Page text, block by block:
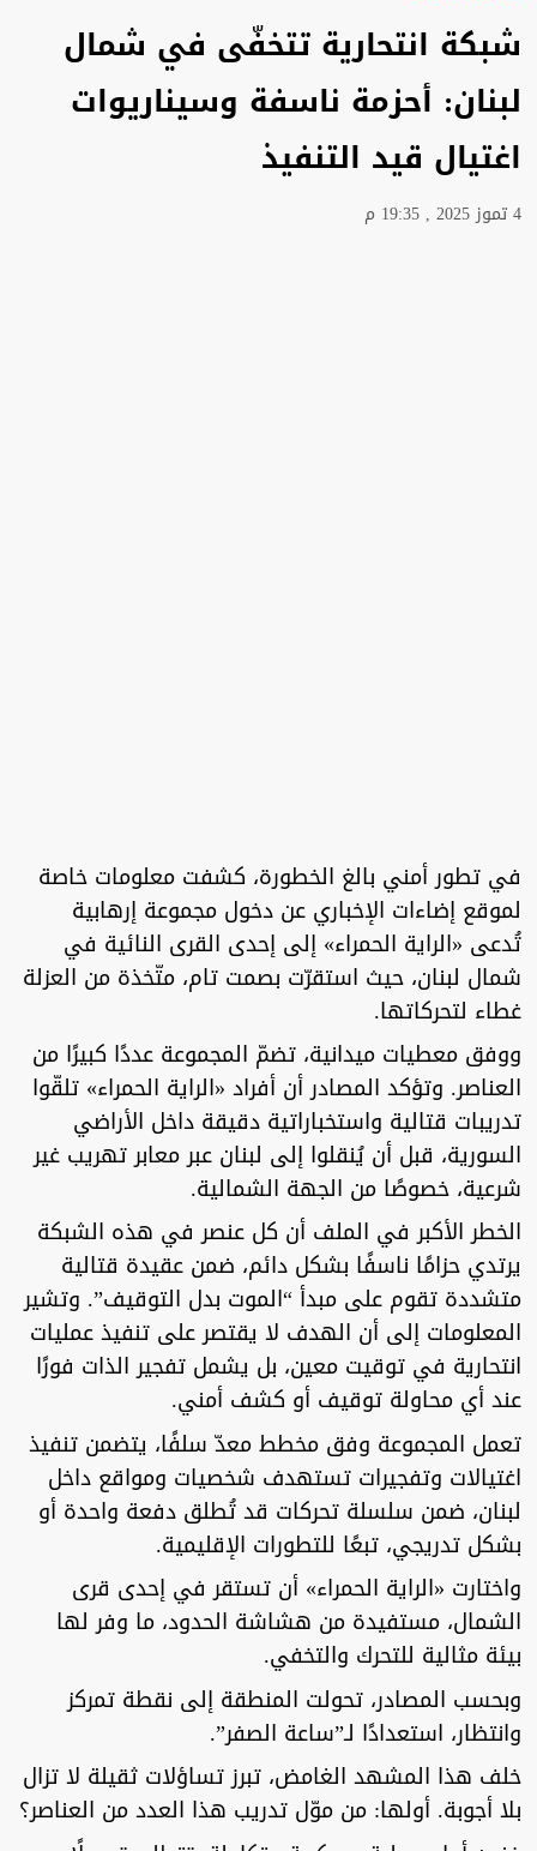
شبكة انتحارية تتخفّى في شمال
لبنان: أحزمة ناسفة وسيناريوات
اغتيال قيد التنفيذ
4 تموز 2025 , 19:35 م
في تطور أمني بالغ الخطورة، كشفت معلومات خاصة
لموقع إضاءات الإخباري عن دخول مجموعة إرهابية
تُدعى «الراية الحمراء» إلى إحدى القرى النائية في
شمال لبنان، حيث استقرّت بصمت تام، متّخذة من العزلة
غطاء لتحركاتها.
ووفق معطيات ميدانية، تضمّ المجموعة عددًا كبيرًا من
العناصر. وتؤكد المصادر أن أفراد «الراية الحمراء» تلقّوا
تدريبات قتالية واستخباراتية دقيقة داخل الأراضي
السورية، قبل أن يُنقلوا إلى لبنان عبر معابر تهريب غير
شرعية، خصوصًا من الجهة الشمالية.
الخطر الأكبر في الملف أن كل عنصر في هذه الشبكة
يرتدي حزامًا ناسفًا بشكل دائم، ضمن عقيدة قتالية
متشددة تقوم على مبدأ “الموت بدل التوقيف”. وتشير
المعلومات إلى أن الهدف لا يقتصر على تنفيذ عمليات
انتحارية في توقيت معين، بل يشمل تفجير الذات فورًا
عند أي محاولة توقيف أو كشف أمني.
تعمل المجموعة وفق مخطط معدّ سلفًا، يتضمن تنفيذ
اغتيالات وتفجيرات تستهدف شخصيات ومواقع داخل
لبنان، ضمن سلسلة تحركات قد تُطلق دفعة واحدة أو
بشكل تدريجي، تبعًا للتطورات الإقليمية.
واختارت «الراية الحمراء» أن تستقر في إحدى قرى
الشمال، مستفيدة من هشاشة الحدود، ما وفر لها
بيئة مثالية للتحرك والتخفي.
وبحسب المصادر، تحولت المنطقة إلى نقطة تمركز
وانتظار، استعدادًا لـ”ساعة الصفر”.
خلف هذا المشهد الغامض، تبرز تساؤلات ثقيلة لا تزال
بلا أجوبة. أولها: من موّل تدريب هذا العدد من العناصر؟